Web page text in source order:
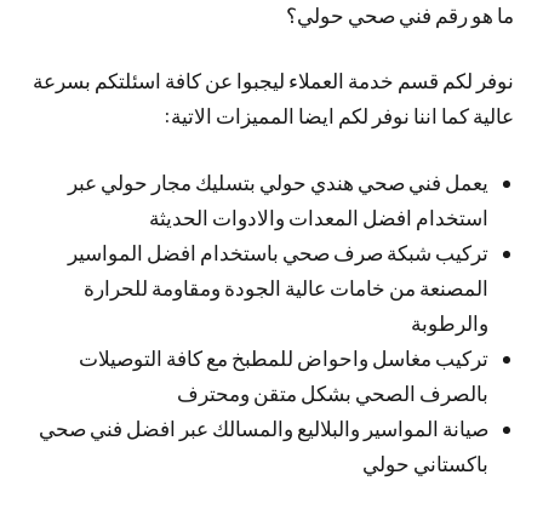
ما هو رقم فني صحي حولي؟
نوفر لكم قسم خدمة العملاء ليجبوا عن كافة اسئلتكم بسرعة
عالية كما اننا نوفر لكم ايضا المميزات الاتية:
يعمل فني صحي هندي حولي بتسليك مجار حولي عبر
استخدام افضل المعدات والادوات الحديثة
تركيب شبكة صرف صحي باستخدام افضل المواسير
المصنعة من خامات عالية الجودة ومقاومة للحرارة
والرطوبة
تركيب مغاسل واحواض للمطبخ مع كافة التوصيلات
بالصرف الصحي بشكل متقن ومحترف
صيانة المواسير والبلاليع والمسالك عبر افضل فني صحي
باكستاني حولي